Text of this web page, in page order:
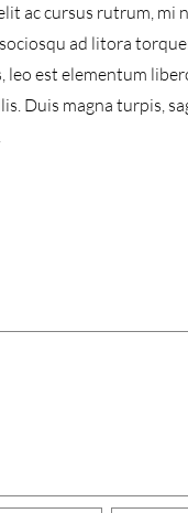
ac cursus rutrum, mi
ad litora
est elementum
Duis magna turpis,